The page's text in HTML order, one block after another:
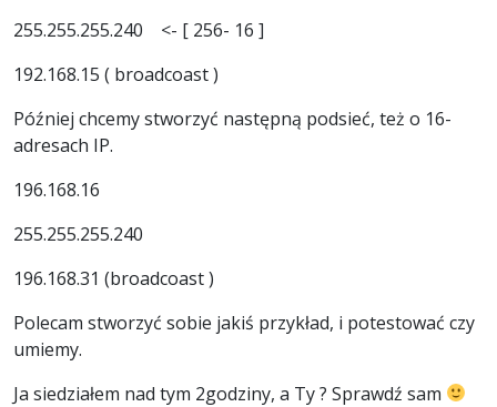
255.255.255.240 <- [ 256- 16 ]
192.168.15 ( broadcoast )
Później chcemy stworzyć następną podsieć, też o 16-
adresach IP.
196.168.16
255.255.255.240
196.168.31 (broadcoast )
Polecam stworzyć sobie jakiś przykład, i potestować czy
umiemy.
Ja siedziałem nad tym 2godziny, a Ty ? Sprawdź sam